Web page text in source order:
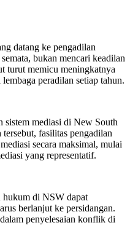
datang ke pengadilan
bukan mencari keadilan
turut memicu meningkatnya
peradilan setiap tahun.
sistem mediasi di New South
fasilitas pengadilan
secara maksimal, mulai
yang representatif.
hukum di NSW dapat
berlanjut ke persidangan.
penyelesaian konflik di